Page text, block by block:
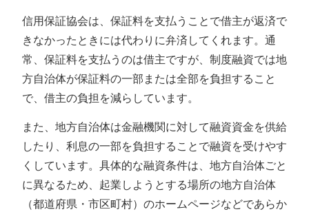
信用保証協会は、保証料を支払うことで借主が返済で
きなかったときには代わりに弁済してくれます。通
常、保証料を支払うのは借主ですが、制度融資では地
方自治体が保証料の一部または全部を負担すること
で、借主の負担を減らしています。
また、地方自治体は金融機関に対して融資資金を供給
したり、利息の一部を負担することで融資を受けやす
くしています。具体的な融資条件は、地方自治体ごと
に異なるため、起業しようとする場所の地方自治体
（都道府県・市区町村）のホームページなどであらか